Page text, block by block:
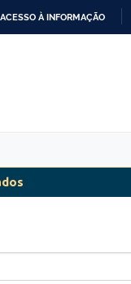
ACESSO À INFORMAÇÃO